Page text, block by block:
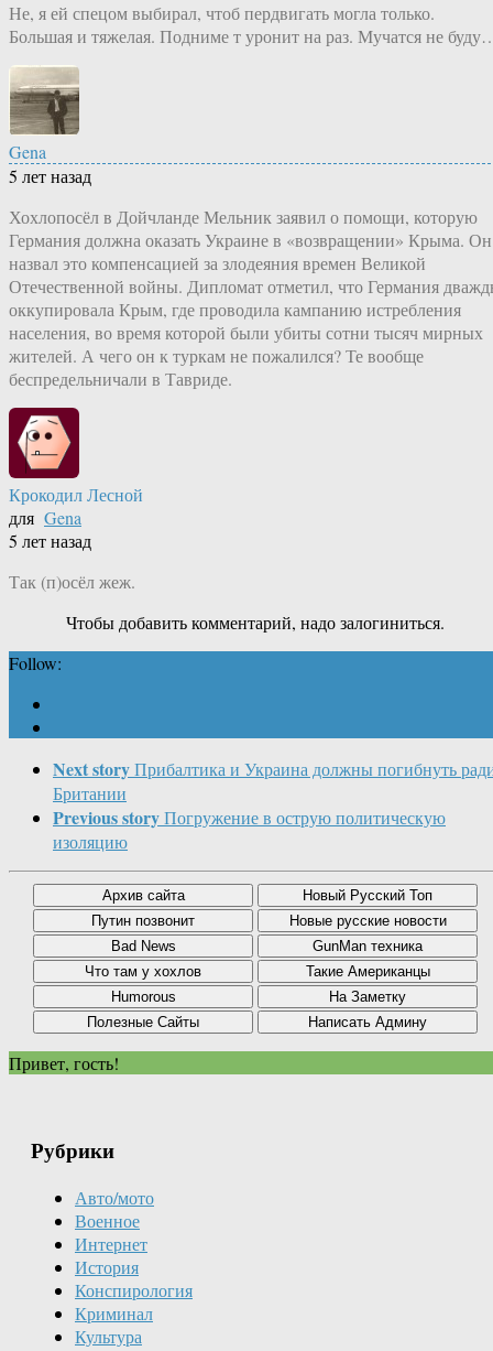
Не, я ей спецом выбирал, чтоб пердвигать могла только.
Большая и тяжелая. Подниме т уронит на раз. Мучатся не
Gena
5 лет назад
Хохлопосёл в Дойчланде Мельник заявил о помощи, которую
Германия должна оказать Украине в «возвращении» Крыма. Он
назвал это компенсацией за злодеяния времен Великой
Отечественной войны. Дипломат отметил, что Германия
оккупировала Крым, где проводила кампанию истребления
населения, во время которой были убиты сотни тысяч мирных
жителей. А чего он к туркам не пожалился? Те вообще
беспредельничали в Тавриде.
Крокодил Лесной
для Gena
5 лет назад
Так (п)осёл жеж.
Чтобы добавить комментарий, надо залогиниться.
Follow:
Next storyПрибалтика и Украина должны погибнуть
Британии
Previous storyПогружение в острую политическую
изоляцию
Привет, гость!
Рубрики
Авто/мото
Военное
Интернет
История
Конспирология
Криминал
Культура